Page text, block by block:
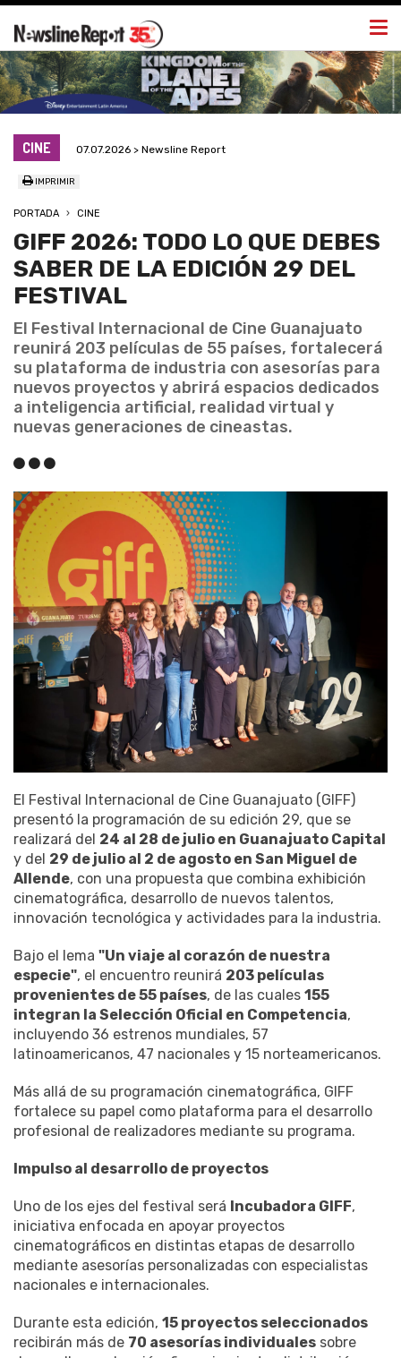
CINE 07.07.2026 > Newsline Report
IMPRIMIR
PORTADA CINE
GIFF 2026: TODO LO QUE DEBES
SABER DE LA EDICIÓN 29 DEL
FESTIVAL
El Festival Internacional de Cine Guanajuato
reunirá 203 películas de 55 países, fortalecerá
su plataforma de industria con asesorías para
nuevos proyectos y abrirá espacios dedicados
a inteligencia artificial, realidad virtual y
nuevas generaciones de cineastas.
El Festival Internacional de Cine Guanajuato (GIFF)
presentó la programación de su edición 29, que se
realizará del 24 al 28 de julio en Guanajuato Capital
y del 29 de julio al 2 de agosto en San Miguel de
Allende, con una propuesta que combina exhibición
cinematográfica, desarrollo de nuevos talentos,
innovación tecnológica y actividades para la industria.
Bajo el lema "Un viaje al corazón de nuestra
especie", el encuentro reunirá 203 películas
provenientes de 55 países, de las cuales 155
integran la Selección Oficial en Competencia,
incluyendo 36 estrenos mundiales, 57
latinoamericanos, 47 nacionales y 15 norteamericanos.
Más allá de su programación cinematográfica, GIFF
fortalece su papel como plataforma para el desarrollo
profesional de realizadores mediante su programa.
Impulso al desarrollo de proyectos
Uno de los ejes del festival será Incubadora GIFF,
iniciativa enfocada en apoyar proyectos
cinematográficos en distintas etapas de desarrollo
mediante asesorías personalizadas con especialistas
nacionales e internacionales.
Durante esta edición, 15 proyectos seleccionados
recibirán más de 70 asesorías individuales sobre